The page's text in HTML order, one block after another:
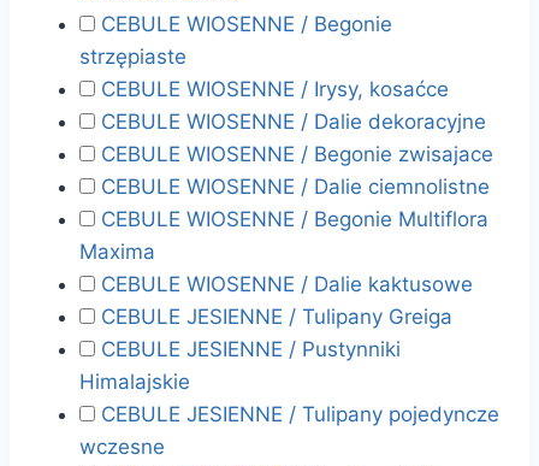
CEBULE WIOSENNE / Begonie
strzępiaste
CEBULE WIOSENNE / Irysy, kosaćce
CEBULE WIOSENNE / Dalie dekoracyjne
CEBULE WIOSENNE / Begonie zwisajace
CEBULE WIOSENNE / Dalie ciemnolistne
CEBULE WIOSENNE / Begonie Multiflora
Maxima
CEBULE WIOSENNE / Dalie kaktusowe
CEBULE JESIENNE / Tulipany Greiga
CEBULE JESIENNE / Pustynniki
Himalajskie
CEBULE JESIENNE / Tulipany pojedyncze
wczesne